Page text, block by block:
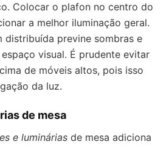
Colocar o plafon no centro do
a melhor iluminação geral.
distribuída previne sombras e
visual. É prudente evitar
de móveis altos, pois isso
da luz.
de mesa
e luminárias de mesa adiciona